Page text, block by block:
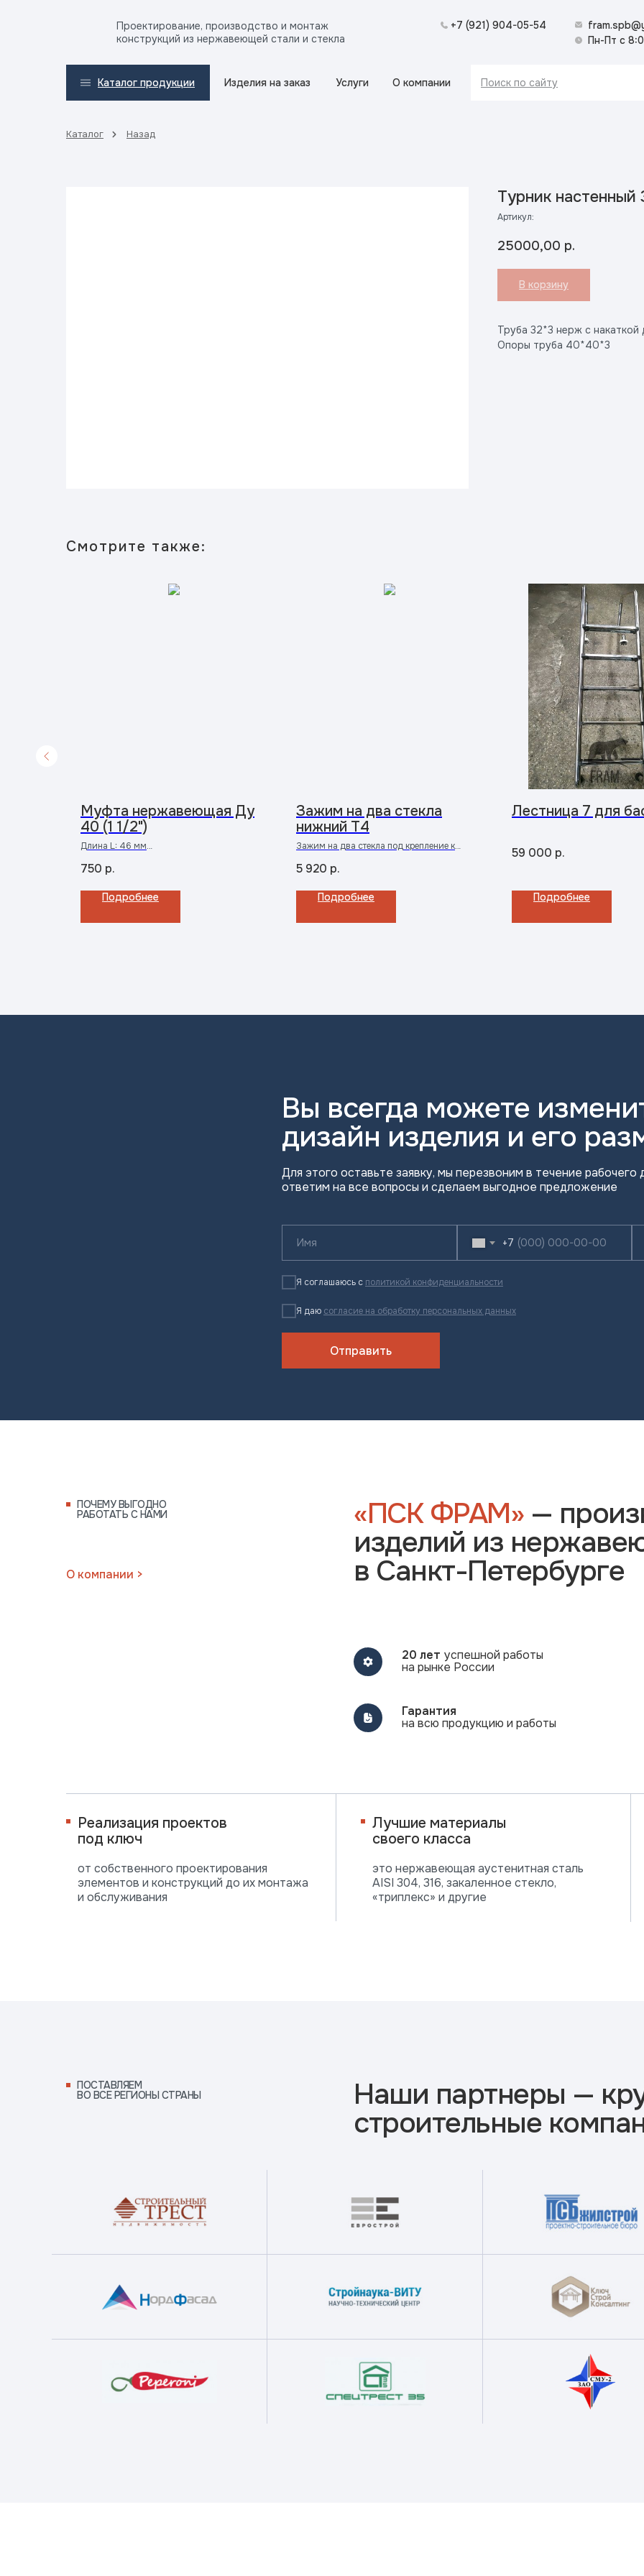
О компании
Услуги Поиск по сайту
Изделия на заказ
Проектирование, производство и монтаж
конструкций из нержавеющей стали и стекла
Пн-Пт с
Каталог продукции
+7 (921) 904-05-54
Каталог Назад
Турник настенный
Артикул:
25000,00 р.
В корзину
Труба 32*3 нерж с накаткой
Опоры труба 40*40*3
Смотрите также:
Муфта нержавеющая Ду
40 (1 1/2")
Длина L: 46 мм
Нержавеющая сталь марки AISI 304
750 р.
Подробнее
Зажим на два стекла
нижний Т4
Зажим на два стекла под крепление к
∅50, лист t = 5 мм, винт с потаем М10,
вилка ∅24
5 920 р.
Подробнее
Лестница 7 для
59 000 р.
Подробнее
Вы всегда можете
дизайн изделия и его
Для этого оставьте заявку, мы перезвоним в течение рабочего
ответим на все вопросы и сделаем выгодное предложение
Отправляя данную форму вы соглашаетесь сполитикой конфиденциальности
+7
Я соглашаюсь с политикой конфиденциальности
Я даю согласие на обработку персональных данных
Отправить
«ПСК ФРАМ»—
изделий из
в Санкт-Петербурге
это нержавеющая аустенитная сталь
AISI 304, 316, закаленное стекло,
«триплекс» и другие
О компании >
от собственного проектирования
элементов и конструкций до их монтажа
и обслуживания
Лучшие материалы
своего класса
Реализация проектов
под ключ
20 лет успешной работы
на рынке России
Гарантия
на всю продукцию и работы
ПОЧЕМУ ВЫГОДНО
РАБОТАТЬ С НАМИ
Наши партнеры —
строительные
ПОСТАВЛЯЕМ
ВО ВСЕ РЕГИОНЫ СТРАНЫ